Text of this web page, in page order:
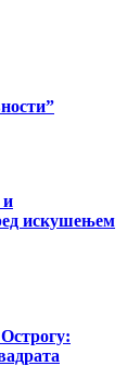
и
искушењем